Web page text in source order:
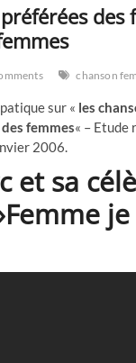
des
chanson
sur « les
femmes« – Etude
2006.
et sa
Femme